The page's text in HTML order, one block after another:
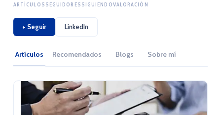
ARTÍCULOS SEGUIDORES SIGUIENDOVALORACIÓN
+ Seguir LinkedIn
Artículos Recomendados Blogs Sobre mí